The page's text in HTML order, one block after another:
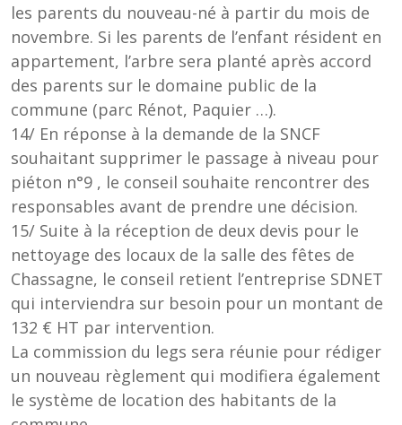
les parents du nouveau-né à partir du mois de
novembre. Si les parents de l’enfant résident en
appartement, l’arbre sera planté après accord
des parents sur le domaine public de la
commune (parc Rénot, Paquier …).
14/ En réponse à la demande de la SNCF
souhaitant supprimer le passage à niveau pour
piéton n°9 , le conseil souhaite rencontrer des
responsables avant de prendre une décision.
15/ Suite à la réception de deux devis pour le
nettoyage des locaux de la salle des fêtes de
Chassagne, le conseil retient l’entreprise SDNET
qui interviendra sur besoin pour un montant de
132 € HT par intervention.
La commission du legs sera réunie pour rédiger
un nouveau règlement qui modifiera également
le système de location des habitants de la